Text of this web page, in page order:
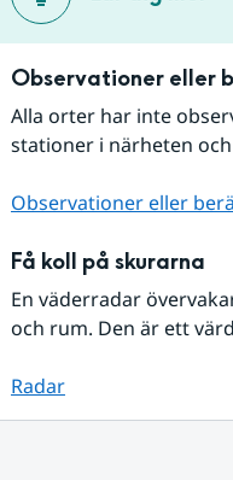
Observationer eller
Alla orter har inte
stationer i närheten
Observationer eller
Få koll på skurarna
En väderradar
och rum. Den är ett
Radar